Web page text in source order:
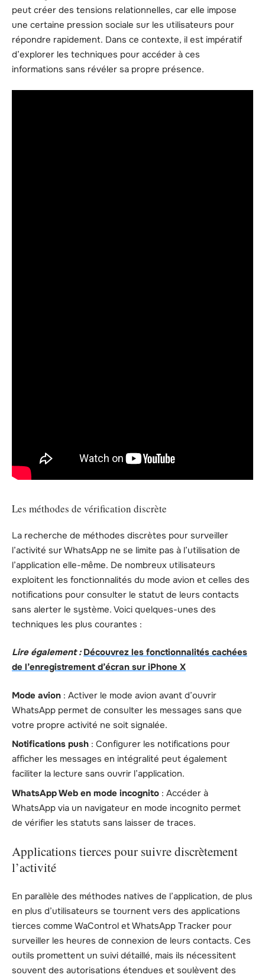
peut créer des tensions relationnelles, car elle impose
une certaine pression sociale sur les utilisateurs pour
répondre rapidement. Dans ce contexte, il est impératif
d’explorer les techniques pour accéder à ces
informations sans révéler sa propre présence.
Les méthodes de vérification discrète
La recherche de méthodes discrètes pour surveiller
l’activité sur WhatsApp ne se limite pas à l’utilisation de
l’application elle-même. De nombreux utilisateurs
exploitent les fonctionnalités du mode avion et celles des
notifications pour consulter le statut de leurs contacts
sans alerter le système. Voici quelques-unes des
techniques les plus courantes :
Lire également : Découvrez les fonctionnalités cachées
de l’enregistrement d’écran sur iPhone X
Mode avion : Activer le mode avion avant d’ouvrir
WhatsApp permet de consulter les messages sans que
votre propre activité ne soit signalée.
Notifications push : Configurer les notifications pour
afficher les messages en intégralité peut également
faciliter la lecture sans ouvrir l’application.
WhatsApp Web en mode incognito : Accéder à
WhatsApp via un navigateur en mode incognito permet
de vérifier les statuts sans laisser de traces.
Applications tierces pour suivre discrètement
l’activité
En parallèle des méthodes natives de l’application, de plus
en plus d’utilisateurs se tournent vers des applications
tierces comme WaControl et WhatsApp Tracker pour
surveiller les heures de connexion de leurs contacts. Ces
outils promettent un suivi détaillé, mais ils nécessitent
souvent des autorisations étendues et soulèvent des